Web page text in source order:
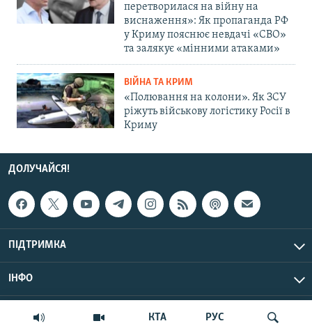
КТА РУС
перетворилася на війну на
виснаження»: Як пропаганда РФ
у Криму пояснює невдачі «СВО»
та залякує «мінними атаками»
ВІЙНА ТА КРИМ
«Полювання на колони». Як ЗСУ
ріжуть військову логістику Росії в
Криму
ДОЛУЧАЙСЯ!
ПІДТРИМКА
ІНФО
© Крим.Реалії, 2026 | Усі права застережено.